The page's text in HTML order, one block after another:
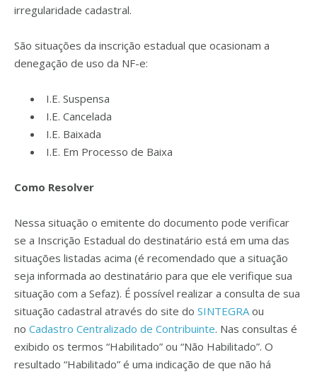
irregularidade cadastral.
São situações da inscrição estadual que ocasionam a
denegação de uso da NF-e:
I.E. Suspensa
I.E. Cancelada
I.E. Baixada
I.E. Em Processo de Baixa
Como Resolver
Nessa situação o emitente do documento pode verificar
se a Inscrição Estadual do destinatário está em uma das
situações listadas acima (é recomendado que a situação
seja informada ao destinatário para que ele verifique sua
situação com a Sefaz). É possível realizar a consulta de sua
situação cadastral através do site do SINTEGRAou
no Cadastro Centralizado de Contribuinte. Nas consultas é
exibido os termos “Habilitado” ou “Não Habilitado”. O
resultado “Habilitado” é uma indicação de que não há